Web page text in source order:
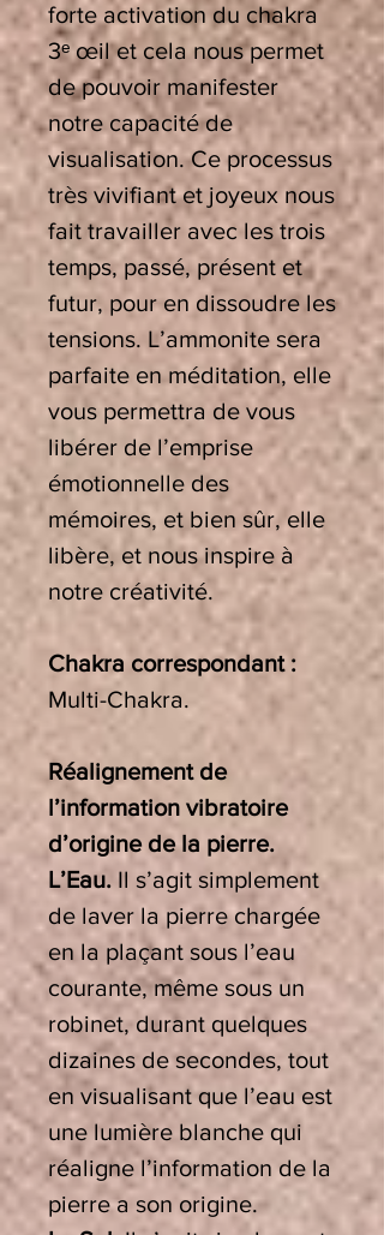
forte activation du chakra
3ᵉœil et cela nous permet
de pouvoir manifester
notre capacité de
visualisation. Ce processus
très vivifiant et joyeux nous
fait travailler avec les trois
temps, passé, présent et
futur, pour en dissoudre les
tensions. L’ammonite sera
parfaite en méditation, elle
vous permettra de vous
libérer de l’emprise
émotionnelle des
mémoires, et bien sûr, elle
libère, et nous inspire à
notre créativité.
Chakra correspondant :
Multi-Chakra.
Réalignement de
l’information vibratoire
d’origine de la pierre.
L’Eau. Il s’agit simplement
de laver la pierre chargée
en la plaçant sous l’eau
courante, même sous un
robinet, durant quelques
dizaines de secondes, tout
en visualisant que l’eau est
une lumière blanche qui
réaligne l’information de la
pierre a son origine.